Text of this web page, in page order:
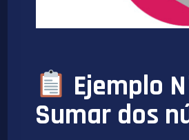
Ejemplo
Sumar dos